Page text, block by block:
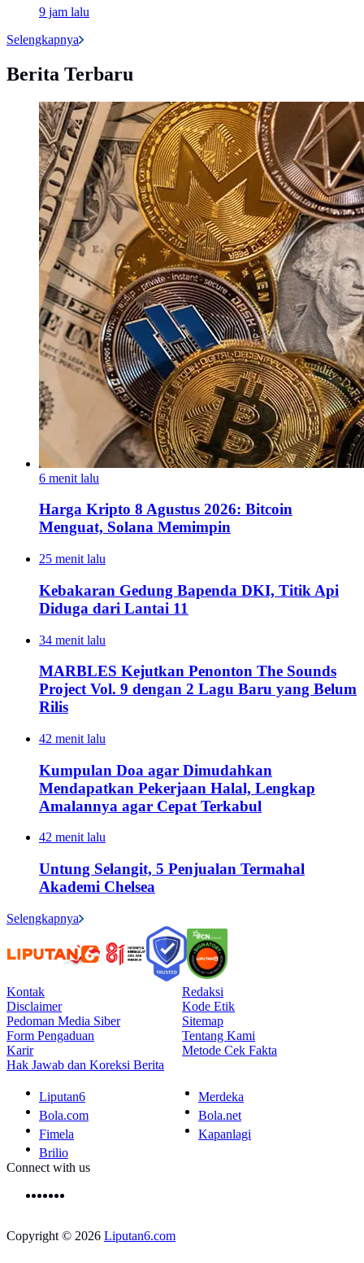
9 jam lalu
Selengkapnya
Berita Terbaru
6 menit lalu
Harga Kripto 8 Agustus 2026: Bitcoin
Menguat, Solana Memimpin
25 menit lalu
Kebakaran Gedung Bapenda DKI, Titik Api
Diduga dari Lantai 11
34 menit lalu
MARBLES Kejutkan Penonton The Sounds
Project Vol. 9 dengan 2 Lagu Baru yang Belum
Rilis
42 menit lalu
Kumpulan Doa agar Dimudahkan
Mendapatkan Pekerjaan Halal, Lengkap
Amalannya agar Cepat Terkabul
42 menit lalu
Untung Selangit, 5 Penjualan Termahal
Akademi Chelsea
Selengkapnya
Kontak
Redaksi
Disclaimer
Kode Etik
Pedoman Media Siber
Sitemap
Form Pengaduan
Tentang Kami
Karir
Metode Cek Fakta
Hak Jawab dan Koreksi Berita
Liputan6
Merdeka
Bola.com
Bola.net
Fimela
Kapanlagi
Brilio
Connect with us
Copyright © 2026 Liputan6.com